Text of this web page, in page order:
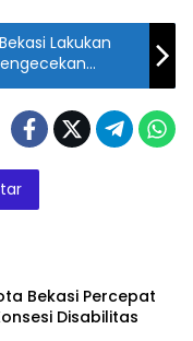
Lakukan
Bekasi Percepat
Disabilitas